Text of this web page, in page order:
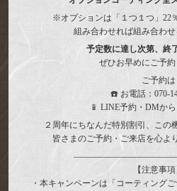
※オプションは「１つ１つ」22
組み合わせれば組み合わせ
予定数に達し次第、終
ぜひお早めにご予約
ご予約は
☎️ お電話：070-
📱 LINE予約・DMか
２周年にちなんだ特別割引、この
皆さまのご予約・ご来店を心よ
【注意事項
・本キャンペーンは「コーティング